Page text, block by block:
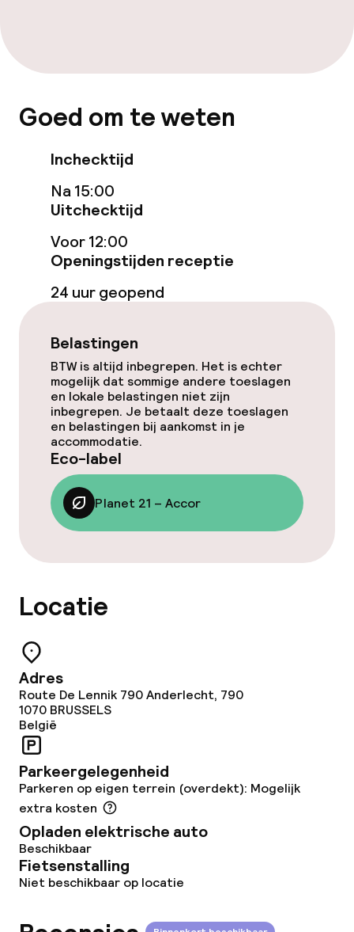
Eet- en drinkgelegenheden
Restaurant
Bar
Eet- en drinkdiensten
Roomservice
Schoonmaakvoorzieningen
Wasfaciliteiten (wasmachine)
Wasservice
Zakelijke faciliteiten
Conferentieruimte
Eco-label
Beleid
Overal rookvrij
Goed om te weten
Inchecktijd
Na 15:00
Uitchecktijd
Voor 12:00
Openingstijden receptie
24 uur geopend
Belastingen
BTW is altijd inbegrepen. Het is echter
mogelijk dat sommige andere toeslagen
en lokale belastingen niet zijn
inbegrepen. Je betaalt deze toeslagen
en belastingen bij aankomst in je
accommodatie.
Eco-label
Planet 21 – Accor
Locatie
Adres
Route De Lennik 790 Anderlecht, 790
1070 BRUSSELS
België
Parkeergelegenheid
Parkeren op eigen terrein (overdekt): Mogelijk
extra kosten
Opladen elektrische auto
Beschikbaar
Fietsenstalling
Niet beschikbaar op locatie